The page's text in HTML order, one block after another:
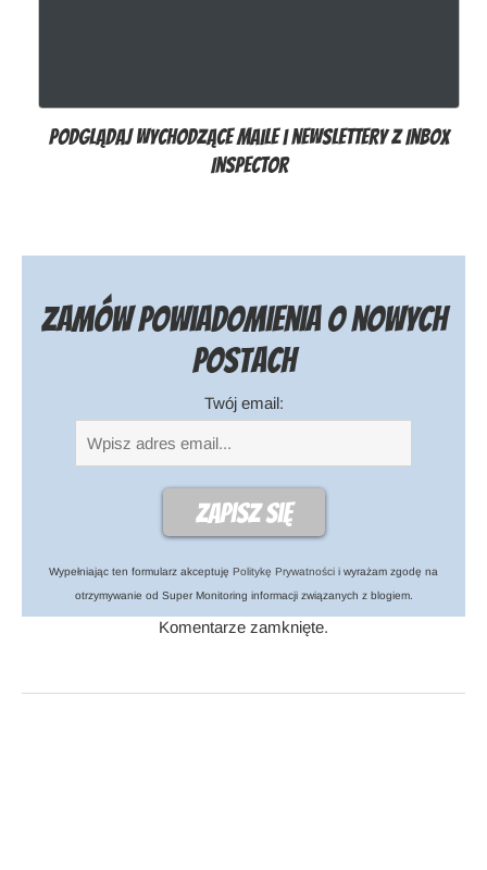
Podglądaj wychodzące maile i newslettery z Inbox
Inspector
Zamów powiadomienia o nowych
postach
Twój email:
Wypełniając ten formularz akceptuję Politykę Prywatności i wyrażam zgodę na
otrzymywanie od Super Monitoring informacji związanych z blogiem.
Komentarze zamknięte.